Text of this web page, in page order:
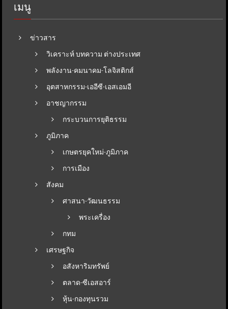
เมนู
ข่าวสาร
วิเคราะห์ บทความ ต่างประเทศ
พลังงาน-คมนาคม-โลจิสติกส์
อุตสาหกรรม-เออีซี-เอสเอมอี
อาชญากรรม
กระบวนการยุติธรรม
ภูมิภาค
เกษตรยุคใหม่-ภูมิภาค
การเมือง
สังคม
ศาสนา-วัฒนธรรม
พระเครื่อง
กทม
เศรษฐกิจ
อสังหาริมทรัพย์
ตลาด-ซีเอสอาร์
หุ้น-กองทุนรวม